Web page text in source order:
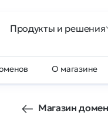
Продукты и решения
О магазине
Магазин